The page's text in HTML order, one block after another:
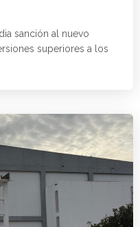
sanción al nuevo
superiores a los